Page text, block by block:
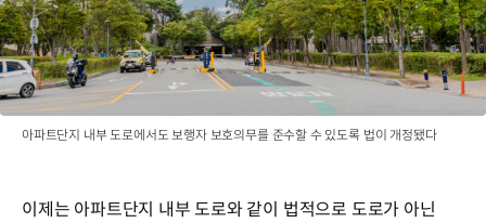
아파트단지 내부 도로에서도 보행자 보호의무를 준수할 수 있도록 법이 개정됐다
이제는 아파트단지 내부 도로와 같이 법적으로 도로가 아닌